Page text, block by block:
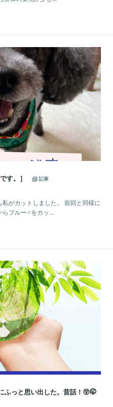
す。］
記事
がカットしました。 前回と同様に
らプルー♂をカッ...
ふっと思い出した。昔話！😲🤭